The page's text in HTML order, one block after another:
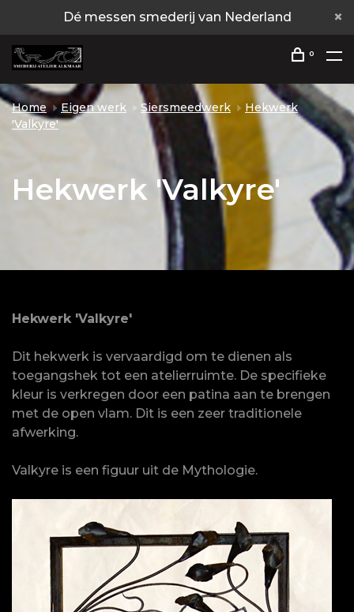
Dé messen smederij van Nederland
0
Home Eigen werk Siersmeedwerk
Hekwerk
'Valkyre'
Hekwerk 'Valkyre'
Hekwerk 'Valkyre'
Dit hekwerk is vervaardigd om te dienen als
toegangshek tot een atelierruimte. De specifieke
kleur is verkregen door een patina aan te brengen
met de open vlam. Dit is een zeer traditionele
afwerking.
Valkyre is een figuur uit de Mythologie.